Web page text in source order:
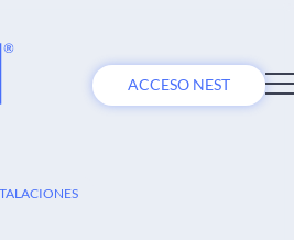
ACCESO NEST